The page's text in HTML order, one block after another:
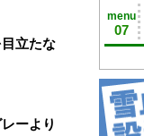
立たな
ーより
menu
07